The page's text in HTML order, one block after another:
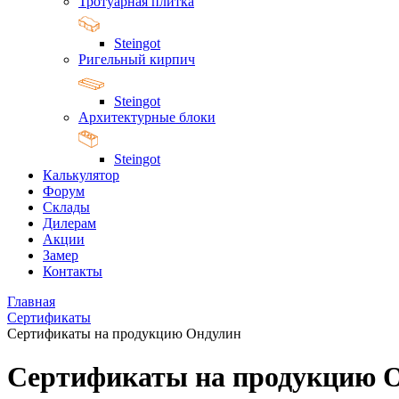
Steingot
Ригельный кирпич
Steingot
Архитектурные блоки
Steingot
Калькулятор
Форум
Склады
Дилерам
Акции
Замер
Контакты
Главная
Сертификаты
Сертификаты на продукцию Ондулин
Сертификаты на продукцию